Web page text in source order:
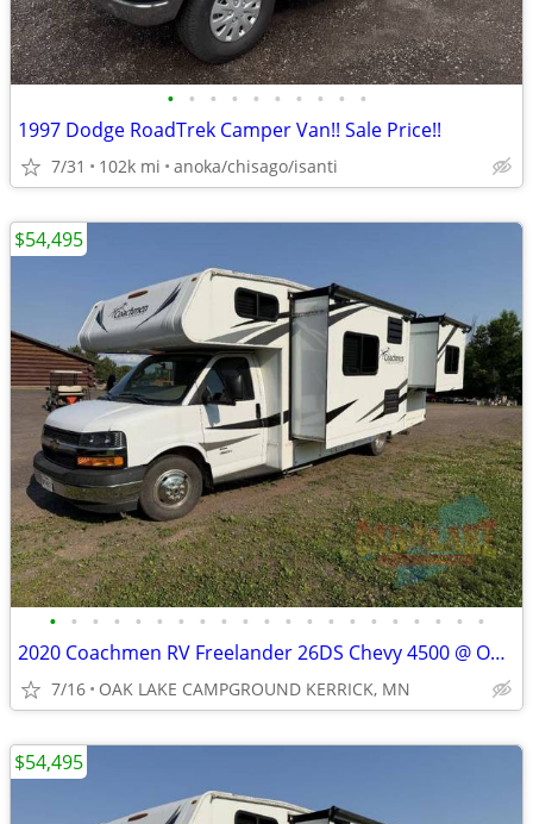
• • • • • • • • • •
1997 Dodge RoadTrek Camper Van!! Sale Price!!
7/31 102k mi anoka/chisago/isanti
• • • • • • • • • • • • • • • • • • • • •
2020 Coachmen RV Freelander 26DS Chevy 4500 @ OAK LAKE CAMPGROUND
7/16 OAK LAKE CAMPGROUND KERRICK, MN
$54,495
$54,495